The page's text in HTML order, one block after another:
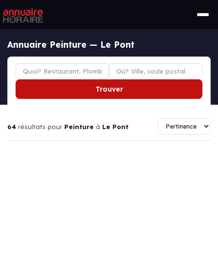
Annuaire Peinture — Le Pont
Trouver
64 résultats pour Peinture à Le Pont